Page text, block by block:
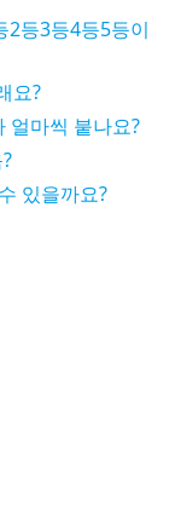
2등3등4등5등이
요?
얼마씩 붙나요?
있을까요?